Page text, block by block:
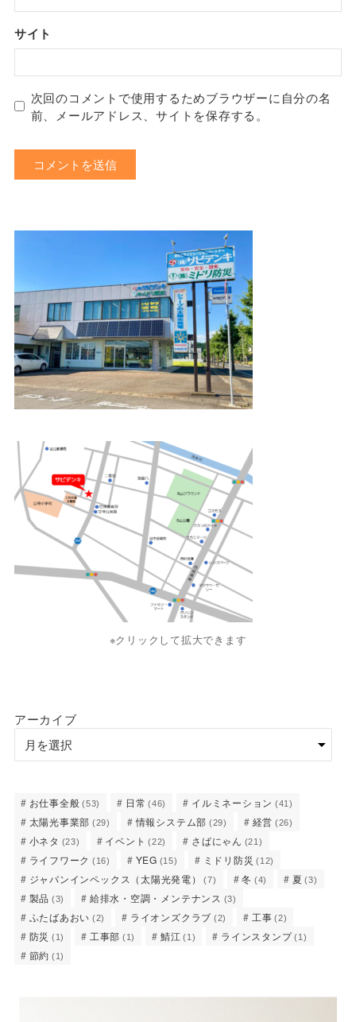
サイト
次回のコメントで使用するためブラウザーに自分の名
前、メールアドレス、サイトを保存する。
※クリックして拡大できます
アーカイブ
お仕事全般 (53) 日常 (46) イルミネーション (41)
太陽光事業部 (29) 情報システム部 (29) 経営 (26)
小ネタ (23) イベント (22) さばにゃん (21)
ライフワーク (16) YEG (15) ミドリ防災 (12)
ジャパンインペックス（太陽光発電） (7) 冬 (4) 夏 (3)
製品 (3) 給排水・空調・メンテナンス (3)
ふたばあおい (2) ライオンズクラブ (2) 工事 (2)
防災 (1) 工事部 (1) 鯖江 (1) ラインスタンプ (1)
節約 (1)